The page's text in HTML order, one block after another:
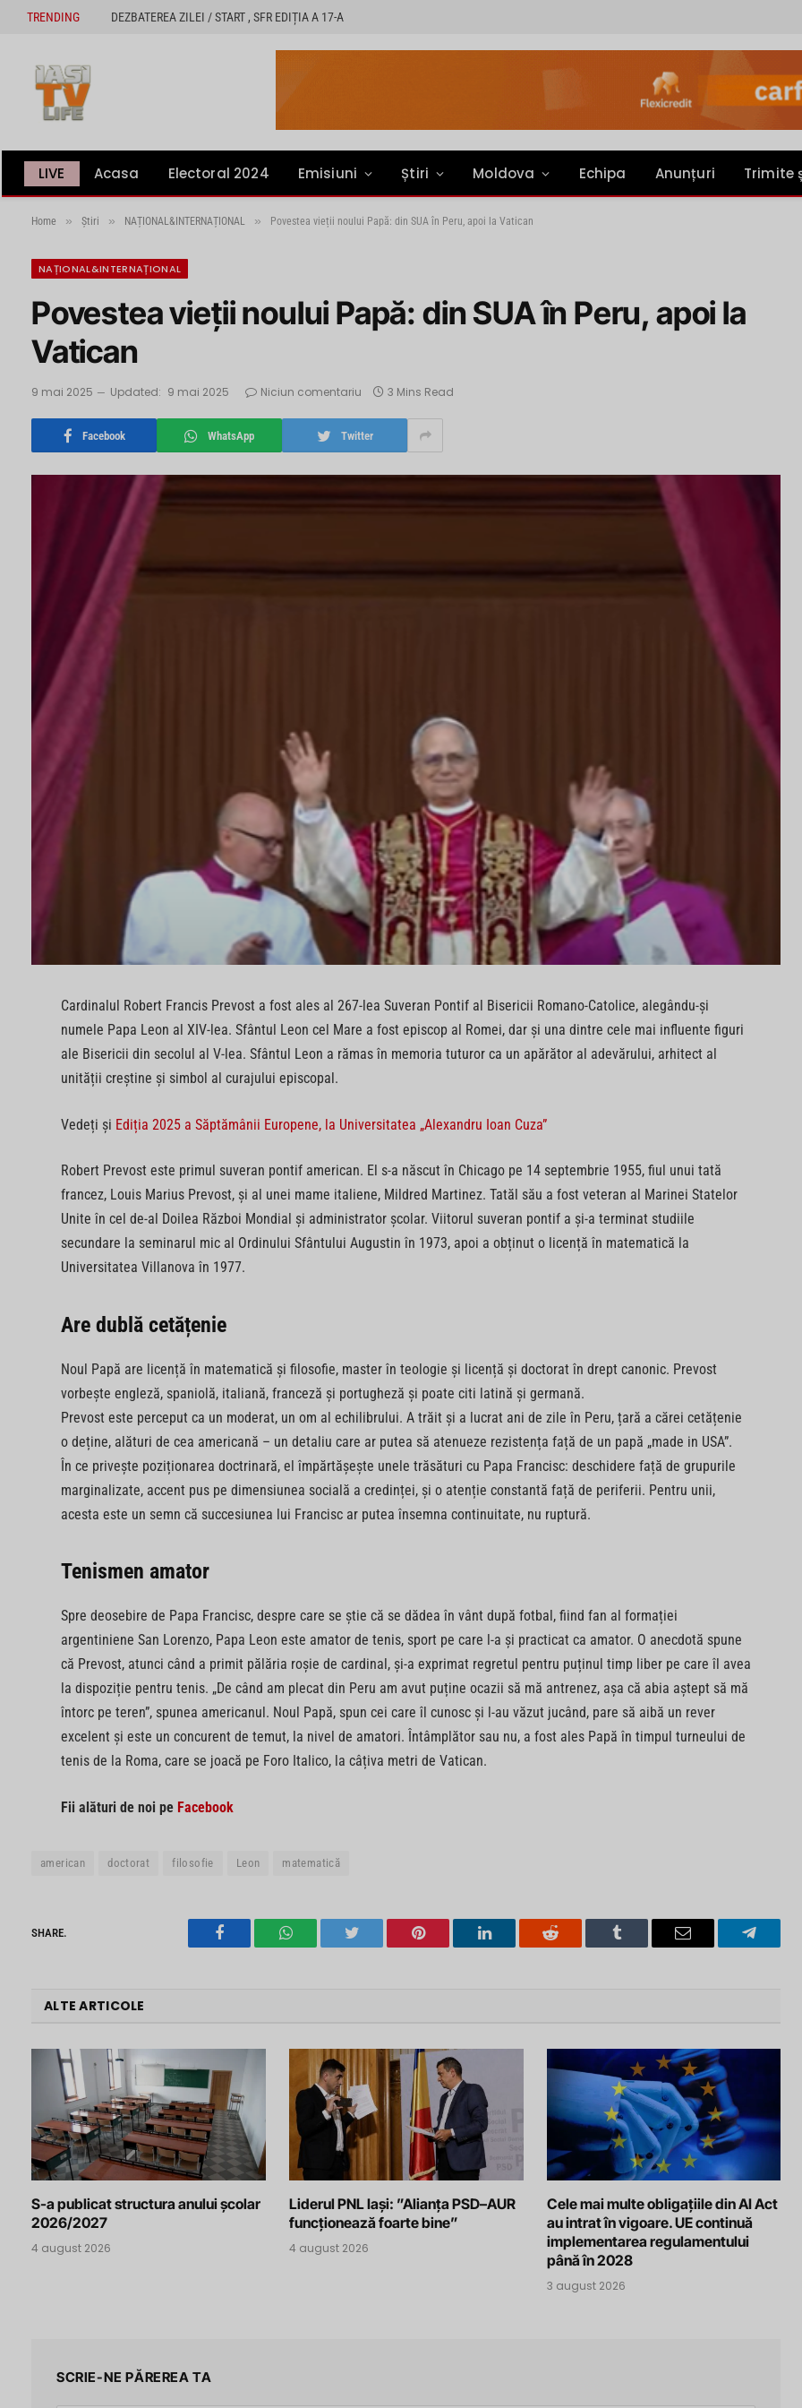
TRENDING DEZBATEREA ZILEI / START , SFR EDIȚIA A 17-A
LIVE Acasa Electoral 2024 Emisiuni Știri Moldova Echipa Anunțuri Trimite
Home » Știri » NAȚIONAL&INTERNAȚIONAL » Povestea vieții noului Papă: din SUA în Peru, apoi la Vatican
NAȚIONAL&INTERNAȚIONAL
Povestea vieții noului Papă: din SUA în Peru, apoi la
Vatican
9 mai 2025 Updated: 9 mai 2025 Niciun comentariu 3 Mins Read
Facebook WhatsApp Twitter
Cardinalul Robert Francis Prevost a fost ales al 267-lea Suveran Pontif al Bisericii Romano-Catolice, alegându-și
numele Papa Leon al XIV-lea. Sfântul Leon cel Mare a fost episcop al Romei, dar și una dintre cele mai influente figuri
ale Bisericii din secolul al V-lea. Sfântul Leon a rămas în memoria tuturor ca un apărător al adevărului, arhitect al
unității creștine și simbol al curajului episcopal.
Vedeți și Ediția 2025 a Săptămânii Europene, la Universitatea „Alexandru Ioan Cuza”
Robert Prevost este primul suveran pontif american. El s-a născut în Chicago pe 14 septembrie 1955, fiul unui tată
francez, Louis Marius Prevost, și al unei mame italiene, Mildred Martinez. Tatăl său a fost veteran al Marinei Statelor
Unite în cel de-al Doilea Război Mondial și administrator școlar. Viitorul suveran pontif a și-a terminat studiile
secundare la seminarul mic al Ordinului Sfântului Augustin în 1973, apoi a obținut o licență în matematică la
Universitatea Villanova în 1977.
Are dublă cetățenie
Noul Papă are licență în matematică și filosofie, master în teologie și licență și doctorat în drept canonic. Prevost
vorbește engleză, spaniolă, italiană, franceză și portugheză și poate citi latină și germană.
Prevost este perceput ca un moderat, un om al echilibrului. A trăit și a lucrat ani de zile în Peru, țară a cărei cetățenie
o deține, alături de cea americană – un detaliu care ar putea să atenueze rezistența față de un papă „made in USA”.
În ce privește poziționarea doctrinară, el împărtășește unele trăsături cu Papa Francisc: deschidere față de grupurile
marginalizate, accent pus pe dimensiunea socială a credinței, și o atenție constantă față de periferii. Pentru unii,
acesta este un semn că succesiunea lui Francisc ar putea însemna continuitate, nu ruptură.
Tenismen amator
Spre deosebire de Papa Francisc, despre care se știe că se dădea în vânt după fotbal, fiind fan al formației
argentiniene San Lorenzo, Papa Leon este amator de tenis, sport pe care l-a și practicat ca amator. O anecdotă spune
că Prevost, atunci când a primit pălăria roșie de cardinal, și-a exprimat regretul pentru puținul timp liber pe care îl avea
la dispoziție pentru tenis. „De când am plecat din Peru am avut puține ocazii să mă antrenez, așa că abia aștept să mă
întorc pe teren”, spunea americanul. Noul Papă, spun cei care îl cunosc și l-au văzut jucând, pare să aibă un rever
excelent și este un concurent de temut, la nivel de amatori. Întâmplător sau nu, a fost ales Papă în timpul turneului de
tenis de la Roma, care se joacă pe Foro Italico, la câțiva metri de Vatican.
Fii alături de noi pe Facebook
american doctorat filosofie Leon matematică
SHARE.
Facebook WhatsAppTwitter Pinterest LinkedIn Reddit Tumblr Email
ALTE ARTICOLE
S-a publicat structura anului școlar
2026/2027
4 august 2026
Liderul PNL Iași: ”Alianța PSD–AUR
funcționează foarte bine”
4 august 2026
Cele mai multe obligațiile din AI Act
au intrat în vigoare. UE continuă
implementarea regulamentului
până în 2028
3 august 2026
SCRIE-NE PĂREREA TA